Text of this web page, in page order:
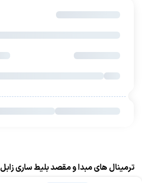
ترمینال های مبدا و مقصد بلیط ساری زابل